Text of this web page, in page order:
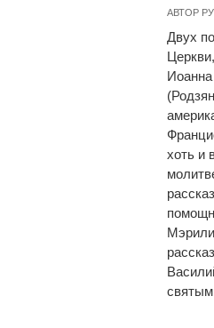
АВТОР
Двух
хоть и